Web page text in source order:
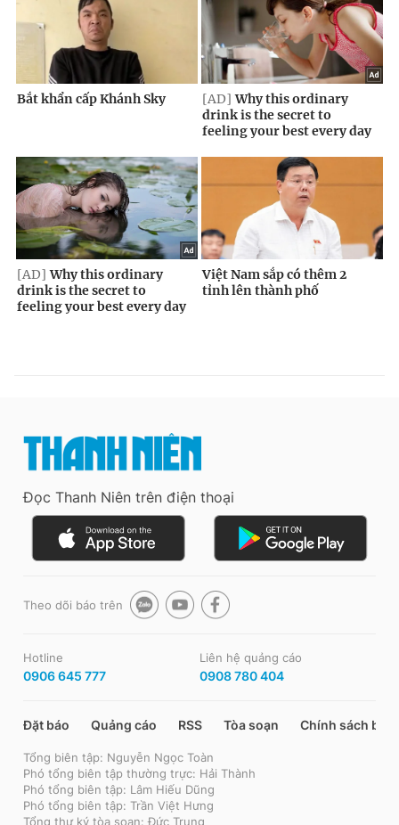
Đọc Thanh Niên trên điện thoại
Theo dõi báo trên
Hotline
0906 645 777
Liên hệ quảng cáo
0908 780 404
Đặt báo Quảng cáo RSS Tòa soạn Chính sách bảo
Tổng biên tập: Nguyễn Ngọc Toàn
Phó tổng biên tập thường trực: Hải Thành
Phó tổng biên tập: Lâm Hiếu Dũng
Phó tổng biên tập: Trần Việt Hưng
Tổng thư ký tòa soạn: Đức Trung